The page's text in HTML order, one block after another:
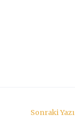
Sonraki Yazı